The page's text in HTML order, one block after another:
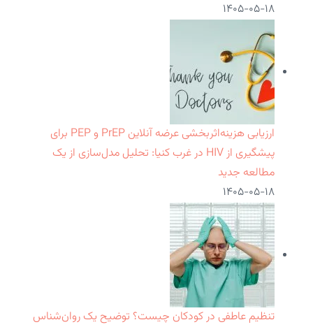
۱۴۰۵-۰۵-۱۸
ارزیابی هزینه‌اثربخشی عرضه آنلاین PrEP و PEP برای
پیشگیری از HIV در غرب کنیا: تحلیل مدل‌سازی از یک
مطالعه جدید
۱۴۰۵-۰۵-۱۸
تنظیم عاطفی در کودکان چیست؟ توضیح یک روان‌شناس